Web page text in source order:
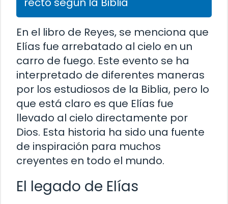
En el libro de Reyes, se menciona que
Elías fue arrebatado al cielo en un
carro de fuego. Este evento se ha
interpretado de diferentes maneras
por los estudiosos de la Biblia, pero lo
que está claro es que Elías fue
llevado al cielo directamente por
Dios. Esta historia ha sido una fuente
de inspiración para muchos
creyentes en todo el mundo.
El legado de Elías